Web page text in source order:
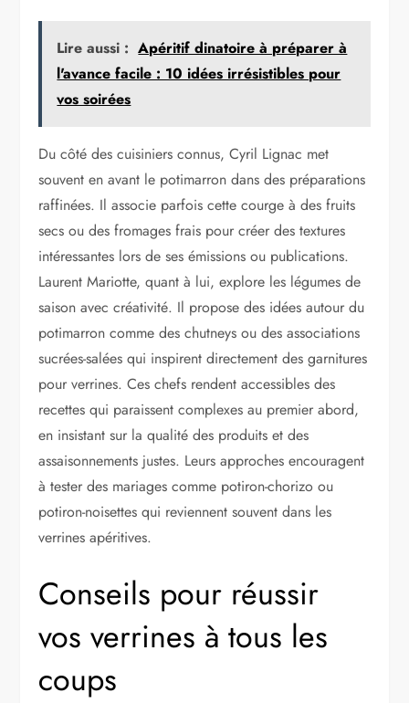
Lire aussi : Apéritif dinatoire à préparer à
l'avance facile : 10 idées irrésistibles pour
vos soirées
Du côté des cuisiniers connus, Cyril Lignac met
souvent en avant le potimarron dans des préparations
raffinées. Il associe parfois cette courge à des fruits
secs ou des fromages frais pour créer des textures
intéressantes lors de ses émissions ou publications.
Laurent Mariotte, quant à lui, explore les légumes de
saison avec créativité. Il propose des idées autour du
potimarron comme des chutneys ou des associations
sucrées-salées qui inspirent directement des garnitures
pour verrines. Ces chefs rendent accessibles des
recettes qui paraissent complexes au premier abord,
en insistant sur la qualité des produits et des
assaisonnements justes. Leurs approches encouragent
à tester des mariages comme potiron-chorizo ou
potiron-noisettes qui reviennent souvent dans les
verrines apéritives.
Conseils pour réussir
vos verrines à tous les
coups